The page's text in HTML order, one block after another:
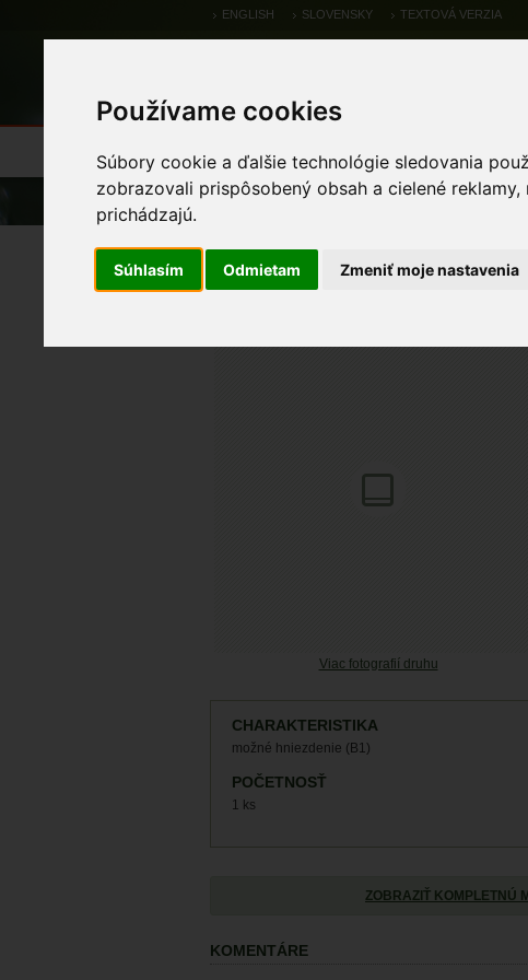
Používame cookies
Súbory cookie a ďalšie technológie sledovania
zobrazovali prispôsobený obsah a cielené
prichádzajú.
Súhlasím Odmietam Zmeniť moje nastavenia
ENGLISH SLOVENSKY TEXTOVÁ VERZIA
Výsledky monitoringu Pozorovania a
Úvod Pozorovania a výskytové dáta
orliak morský
Viac fotografií druhu
CHARAKTERISTIKA
možné hniezdenie (B1)
POČETNOSŤ
1 ks
ZOBRAZIŤ KOMPLETNÚ
KOMENTÁRE